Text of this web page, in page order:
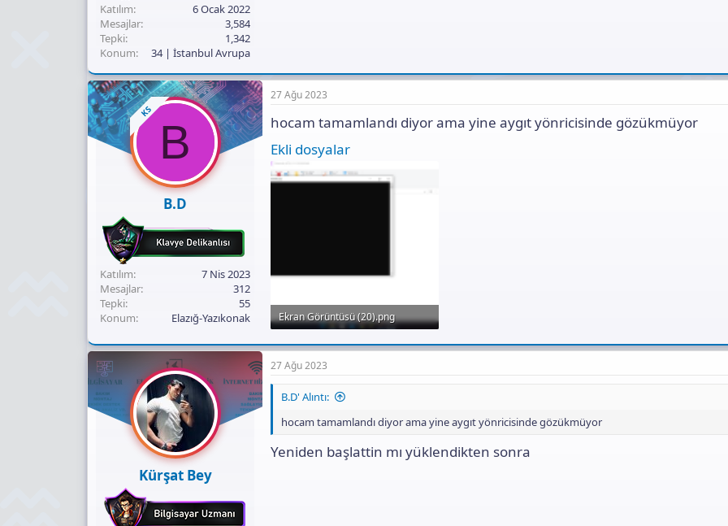
Katılım
6 Ocak 2022
Mesajlar
3,584
Tepki
1,342
Konum
34 | İstanbul Avrupa
KS
B
B.D
Katılım
7 Nis 2023
Mesajlar
312
Tepki
55
Konum
Elazığ-Yazıkonak
27 Ağu 2023
hocam tamamlandı diyor ama yine aygıt yönricisinde gözükmüyor
Ekli dosyalar
Ekran Görüntüsü (20).png
143 KB · Görüntüleme: 49
Kürşat Bey
27 Ağu 2023
B.D' Alıntı:
hocam tamamlandı diyor ama yine aygıt yönricisinde gözükmüyor
Yeniden başlattin mı yüklendikten sonra